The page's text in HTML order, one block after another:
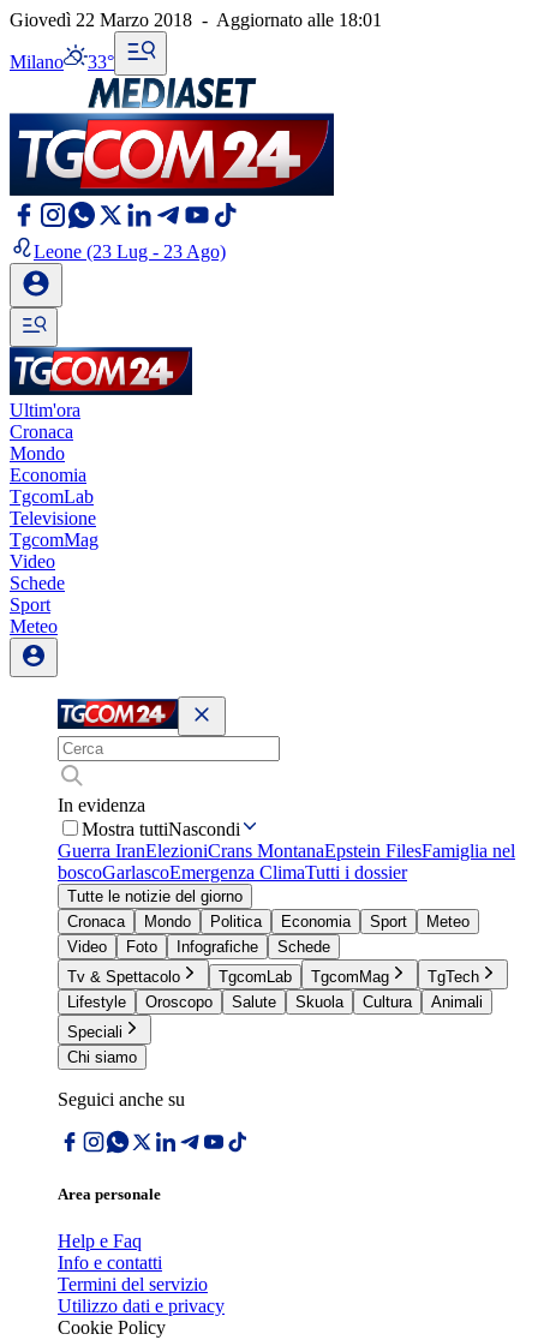
Giovedì 22 Marzo 2018 - Aggiornato alle 18:01
Milano 33°
Leone (23 Lug - 23 Ago)
Ultim'ora
Cronaca
Mondo
Economia
TgcomLab
Televisione
TgcomMag
Video
Schede
Sport
Meteo
In evidenza
Mostra tuttiNascondi
Guerra IranElezioniCrans MontanaEpstein FilesFamiglia nel
boscoGarlascoEmergenza ClimaTutti i dossier
Tutte le notizie del giorno
Cronaca
Mondo Politica Economia Sport
Meteo
Video
Foto Infografiche
Schede
Tv & Spettacolo
TgcomLab TgcomMag
TgTech
Lifestyle
Oroscopo Salute Skuola Cultura
Animali
Speciali
Chi siamo
Seguici anche su
Area personale
Help e Faq
Info e contatti
Termini del servizio
Utilizzo dati e privacy
Cookie Policy